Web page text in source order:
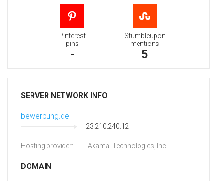
Pinterest
pins
-
Stumbleupon
mentions
5
SERVER NETWORK INFO
bewerbung.de
23.210.240.12
Hosting provider: Akamai Technologies, Inc.
DOMAIN